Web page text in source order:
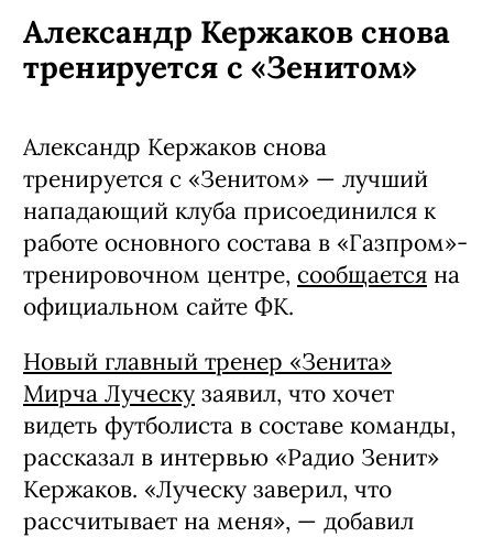
Александр Кержаков снова
тренируется с «Зенитом»
Александр Кержаков снова
тренируется с «Зенитом» — лучший
нападающий клуба присоединился к
работе основного состава в «Газпром»-
тренировочном центре, сообщается на
официальном сайте ФК.
Новый главный тренер «Зенита»
Мирча Луческу заявил, что хочет
видеть футболиста в составе команды,
рассказал в интервью «Радио Зенит»
Кержаков. «Луческу заверил, что
рассчитывает на меня», — добавил